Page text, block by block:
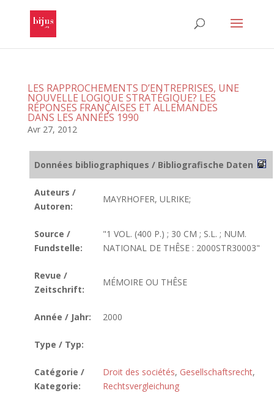
LES RAPPROCHEMENTS D’ENTREPRISES, UNE
NOUVELLE LOGIQUE STRATÉGIQUE? LES
RÉPONSES FRANÇAISES ET ALLEMANDES
DANS LES ANNÉES 1990
Avr 27, 2012
Données bibliographiques / Bibliografische Daten
Auteurs /
Autoren:
MAYRHOFER, ULRIKE;
Source /
Fundstelle:
"1 VOL. (400 P.) ; 30 CM ; S.L. ; NUM.
NATIONAL DE THÊSE : 2000STR30003"
Revue /
Zeitschrift:
MÉMOIRE OU THÊSE
Année / Jahr: 2000
Type / Typ:
Catégorie /
Kategorie:
Droit des sociétés, Gesellschaftsrecht,
Rechtsvergleichung